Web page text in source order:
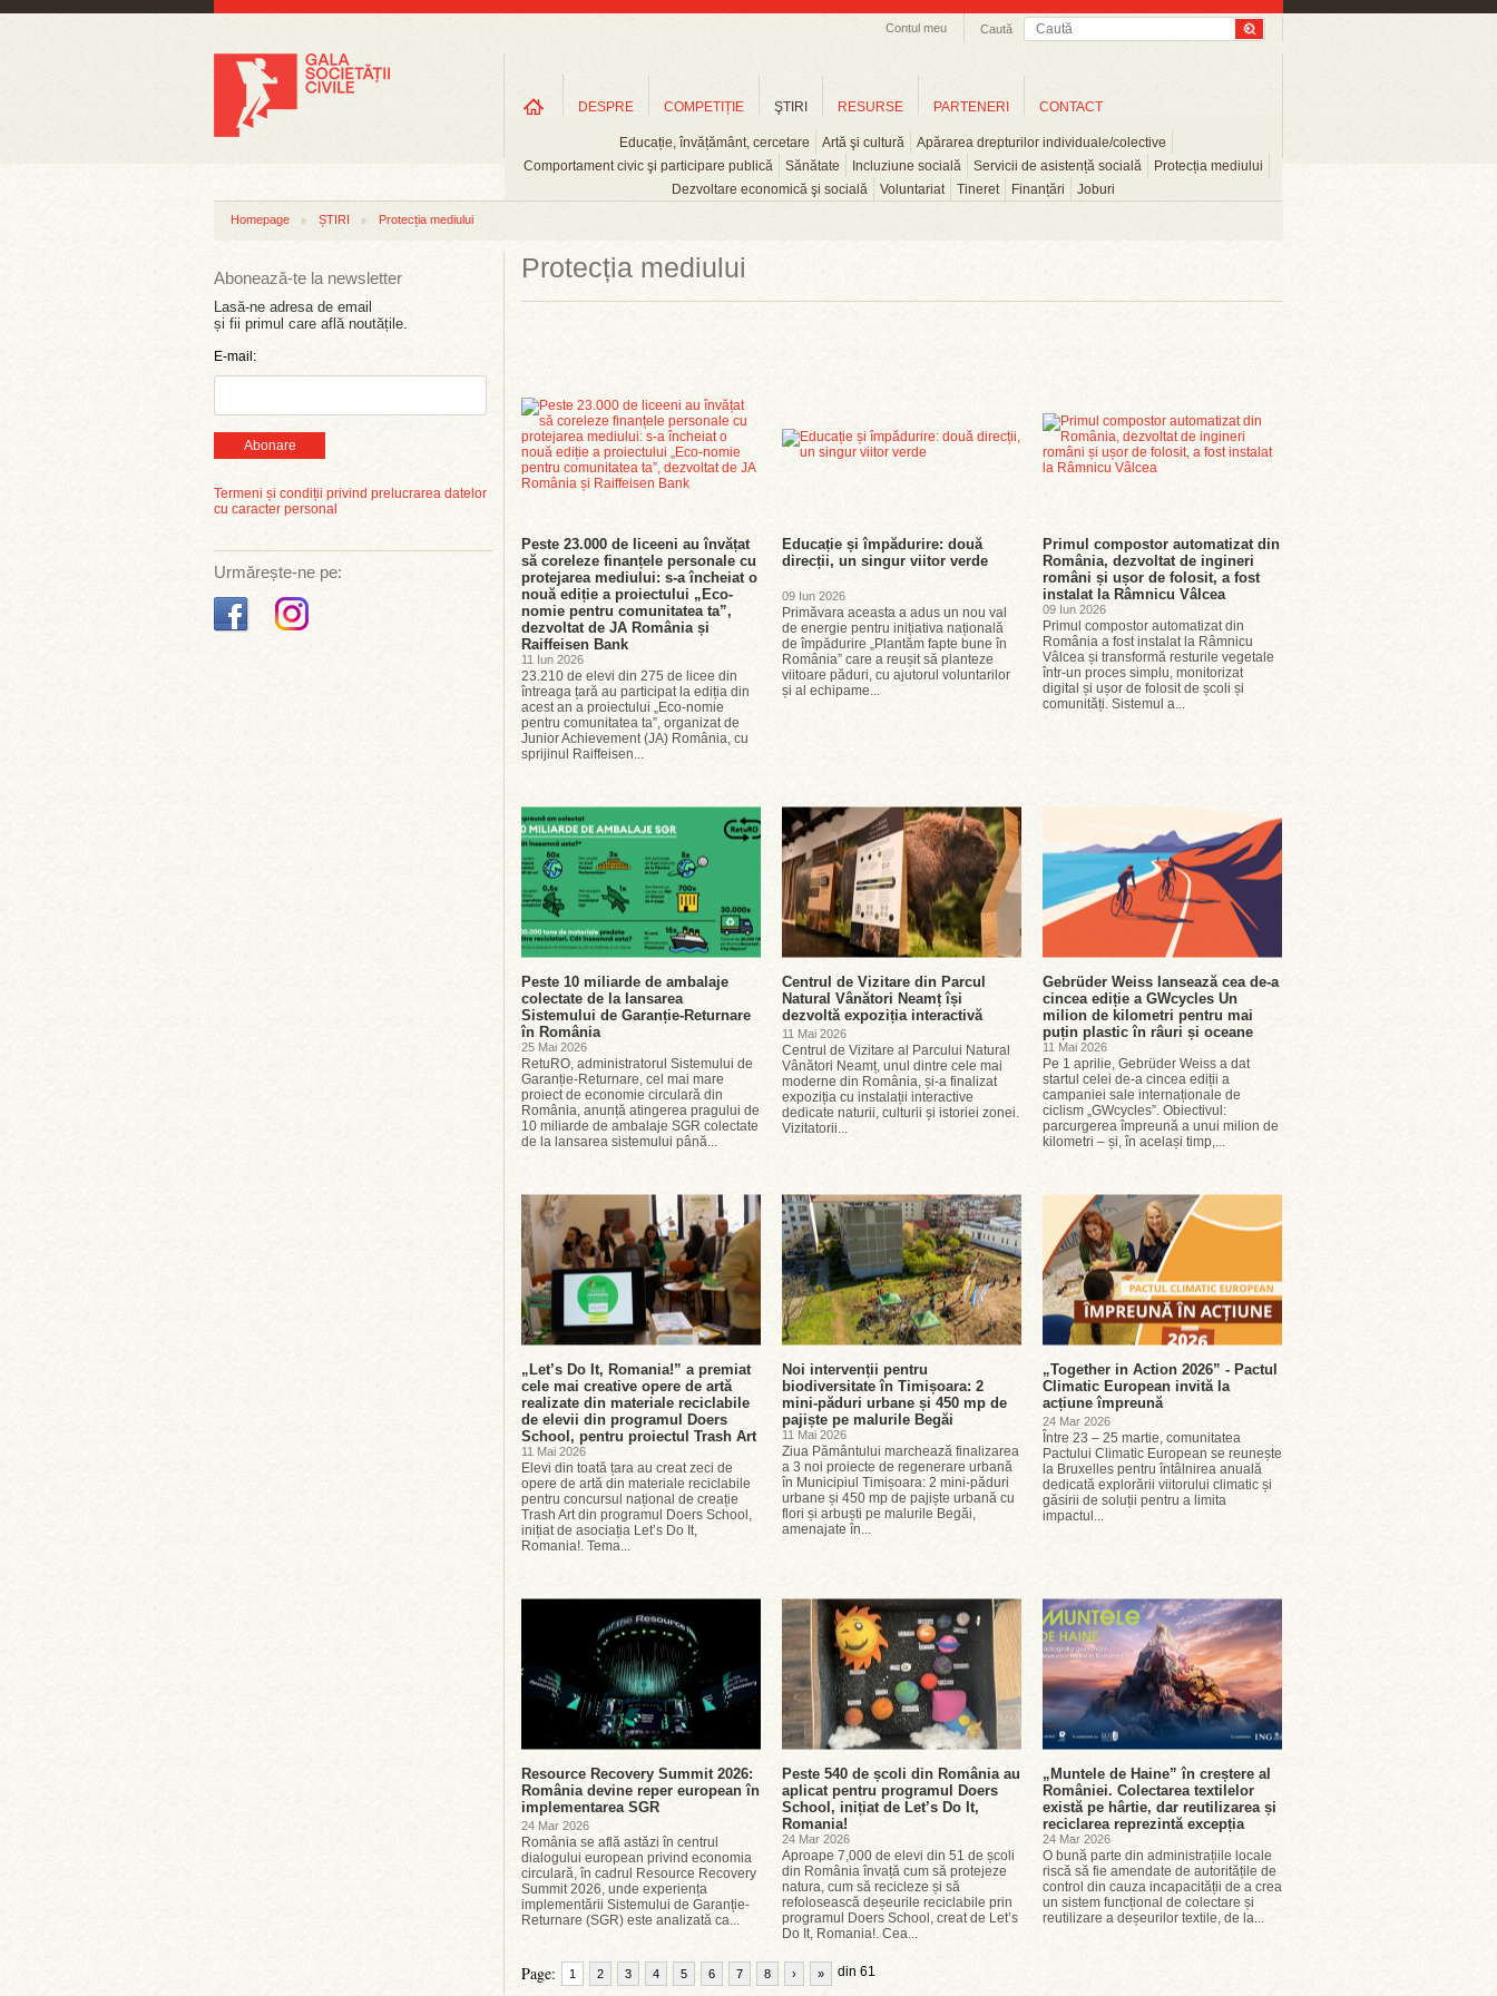
Caută
Contul meu
DESPRE COMPETIȚIE ŞTIRI
Educație, învățământ, cercetare Artă şi cultură
Apărarea drepturilor individuale/colective
Comportament civic şi participare publică
Sănătate Incluziune socială Servicii de asistență socială
Protecția mediului
Dezvoltare economică şi socială
Voluntariat Tineret Finanțări Joburi
RESURSE PARTENERI CONTACT
Homepage ȘTIRI Protecția mediului
Abonează-te la newsletter
Lasă-ne adresa de email
și fii primul care află noutățile.
E-mail:
Abonare
Termeni și condiții privind prelucrarea datelor
cu caracter personal
Urmărește-ne pe:
Protecția mediului
Peste 23.000 de liceeni au învățat
să coreleze finanțele personale cu
protejarea mediului: s-a încheiat o
nouă ediție a proiectului „Eco-
nomie pentru comunitatea ta”,
dezvoltat de JA România și
Raiffeisen Bank
11 Iun 2026
23.210 de elevi din 275 de licee din
întreaga țară au participat la ediția din
acest an a proiectului „Eco-nomie
pentru comunitatea ta”, organizat de
Junior Achievement (JA) România, cu
sprijinul Raiffeisen...
Educație și împădurire: două
direcții, un singur viitor verde
09 Iun 2026
Primăvara aceasta a adus un nou val
de energie pentru inițiativa națională
de împădurire „Plantăm fapte bune în
România” care a reușit să planteze
viitoare păduri, cu ajutorul voluntarilor
și al echipame...
Primul compostor automatizat din
România, dezvoltat de ingineri
români și ușor de folosit, a fost
instalat la Râmnicu Vâlcea
09 Iun 2026
Primul compostor automatizat din
România a fost instalat la Râmnicu
Vâlcea și transformă resturile vegetale
într-un proces simplu, monitorizat
digital și ușor de folosit de școli și
comunități. Sistemul a...
Peste 10 miliarde de ambalaje
colectate de la lansarea
Sistemului de Garanție-Returnare
în România
25 Mai 2026
RetuRO, administratorul Sistemului de
Garanție-Returnare, cel mai mare
proiect de economie circulară din
România, anunță atingerea pragului de
10 miliarde de ambalaje SGR colectate
de la lansarea sistemului până...
Centrul de Vizitare din Parcul
Natural Vânători Neamț își
dezvoltă expoziția interactivă
11 Mai 2026
Centrul de Vizitare al Parcului Natural
Vânători Neamț, unul dintre cele mai
moderne din România, și-a finalizat
expoziția cu instalații interactive
dedicate naturii, culturii și istoriei zonei.
Vizitatorii...
Gebrüder Weiss lansează cea de-a
cincea ediție a GWcycles Un
milion de kilometri pentru mai
puțin plastic în râuri și oceane
11 Mai 2026
Pe 1 aprilie, Gebrüder Weiss a dat
startul celei de-a cincea ediții a
campaniei sale internaționale de
ciclism „GWcycles”. Obiectivul:
parcurgerea împreună a unui milion de
kilometri – și, în același timp,...
„Let’s Do It, Romania!” a premiat
cele mai creative opere de artă
realizate din materiale reciclabile
de elevii din programul Doers
School, pentru proiectul Trash Art
11 Mai 2026
Elevi din toată țara au creat zeci de
opere de artă din materiale reciclabile
pentru concursul național de creație
Trash Art din programul Doers School,
inițiat de asociația Let’s Do It,
Romania!. Tema...
Noi intervenții pentru
biodiversitate în Timișoara: 2
mini-păduri urbane și 450 mp de
pajiște pe malurile Begăi
11 Mai 2026
Ziua Pământului marchează finalizarea
a 3 noi proiecte de regenerare urbană
în Municipiul Timișoara: 2 mini-păduri
urbane și 450 mp de pajiște urbană cu
flori și arbuști pe malurile Begăi,
amenajate în...
„Together in Action 2026” - Pactul
Climatic European invită la
acțiune împreună
24 Mar 2026
Între 23 – 25 martie, comunitatea
Pactului Climatic European se reunește
la Bruxelles pentru întâlnirea anuală
dedicată explorării viitorului climatic și
găsirii de soluții pentru a limita
impactul...
Resource Recovery Summit 2026:
România devine reper european în
implementarea SGR
24 Mar 2026
România se află astăzi în centrul
dialogului european privind economia
circulară, în cadrul Resource Recovery
Summit 2026, unde experiența
implementării Sistemului de Garanție-
Returnare (SGR) este analizată ca...
Peste 540 de școli din România au
aplicat pentru programul Doers
School, inițiat de Let’s Do It,
Romania!
24 Mar 2026
Aproape 7,000 de elevi din 51 de școli
din România învață cum să protejeze
natura, cum să recicleze și să
refolosească deșeurile reciclabile prin
programul Doers School, creat de Let’s
Do It, Romania!. Cea...
„Muntele de Haine” în creștere al
României. Colectarea textilelor
există pe hârtie, dar reutilizarea și
reciclarea reprezintă excepția
24 Mar 2026
O bună parte din administrațiile locale
riscă să fie amendate de autoritățile de
control din cauza incapacității de a crea
un sistem funcțional de colectare și
reutilizare a deșeurilor textile, de la...
Page: 1 2 3 4 5 6 7 8 din 61
› »